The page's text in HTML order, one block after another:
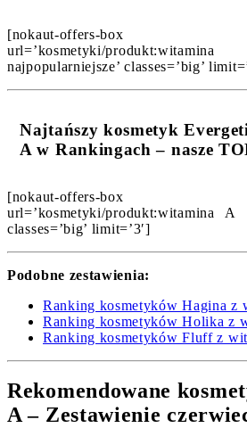
[nokaut-offers-box
url=’kosmetyki/
najpopularniejsze’ classes=’big’
Najtańszy kosmetyk
A w Rankingach – nasze
[nokaut-offers-box
url=’kosmetyki/produkt:witamina A
classes=’big’ limit=’3′]
Podobne zestawienia:
Ranking kosmetyków Hagina z
Ranking kosmetyków Holika z
Ranking kosmetyków Fluff z
Rekomendowane
A – Zestawienie